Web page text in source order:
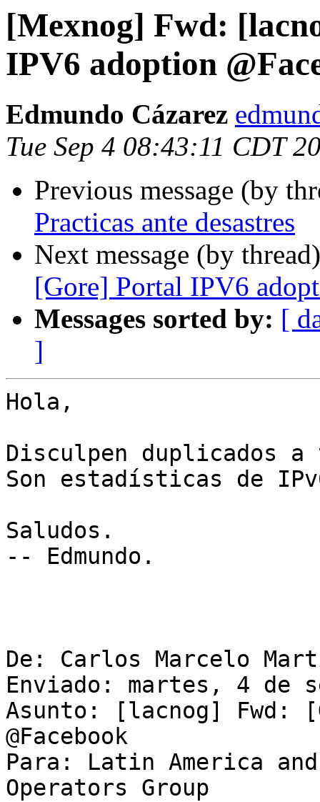
[Mexnog] Fwd:
IPV6 adoption
Edmundo Cázarez
Tue Sep 4 08:43:11 CDT
Previous message (by
Practicas ante desastres
Next message (by
[Gore] Portal IPV6
Messages sorted by: [
]
Hola,
Disculpen duplicados
Son estadísticas de
Saludos.
-- Edmundo.
De: Carlos Marcelo
Enviado: martes, 4 de
Asunto: [lacnog] Fwd:
@Facebook
Para: Latin America
Operators Group